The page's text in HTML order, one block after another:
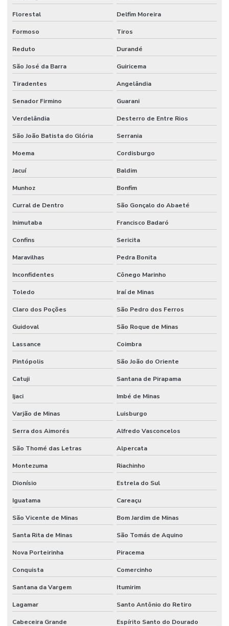
Florestal Delfim Moreira
Formoso Tiros
Reduto Durandé
São José da Barra Guiricema
Tiradentes Angelândia
Senador Firmino Guarani
Verdelândia Desterro de Entre Rios
São João Batista do Glória Serrania
Moema Cordisburgo
Jacuí Baldim
Munhoz Bonfim
Curral de Dentro São Gonçalo do Abaeté
Inimutaba Francisco Badaró
Confins Sericita
Maravilhas Pedra Bonita
Inconfidentes Cônego Marinho
Toledo Iraí de Minas
Claro dos Poções São Pedro dos Ferros
Guidoval São Roque de Minas
Lassance Coimbra
Pintópolis São João do Oriente
Catuji Santana de Pirapama
Ijaci Imbé de Minas
Varjão de Minas Luisburgo
Serra dos Aimorés Alfredo Vasconcelos
São Thomé das Letras Alpercata
Montezuma Riachinho
Dionísio Estrela do Sul
Iguatama Careaçu
São Vicente de Minas Bom Jardim de Minas
Santa Rita de Minas São Tomás de Aquino
Nova Porteirinha Piracema
Conquista Comercinho
Santana da Vargem Itumirim
Lagamar Santo Antônio do Retiro
Cabeceira Grande Espírito Santo do Dourado